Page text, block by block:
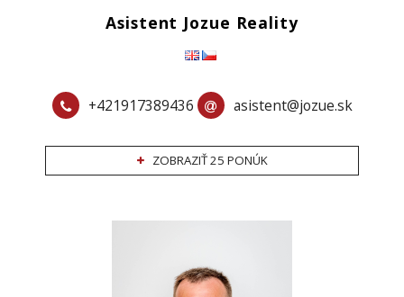
Asistent Jozue Reality
+421917389436 asistent@jozue.sk
ZOBRAZIŤ 25 PONÚK